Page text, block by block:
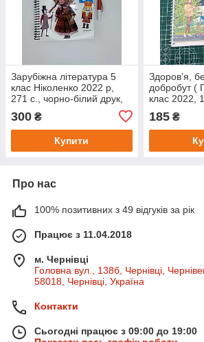
Зарубіжна література 5
клас Ніколенко 2022 р,
271 с., чорно-білий друк,
Формат А5
300 ₴
Купити
Здоров’я,
добробут (
клас 2022,
білий
фото.
185₴
Про нас
100% позитивних з 49 відгуків за рік
Працює з 11.04.2018
м. Чернівці
Головна вул., 138б, Чернівці,
58018, Чернівці, Україна
Контакти
Сьогодні працює з 09:00 до 19:00